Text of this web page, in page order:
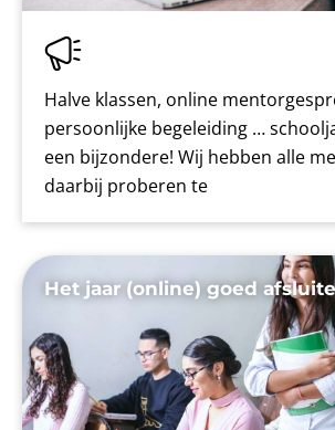
Halve klassen, online
persoonlijke begeleiding …
een bijzondere! Wij hebben alle
daarbij proberen te
Het jaar (online) goed